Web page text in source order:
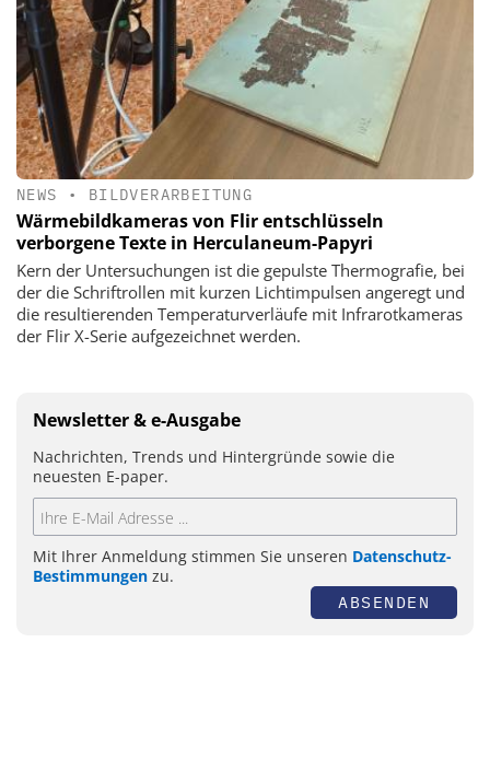
NEWS • BILDVERARBEITUNG
Wärmebildkameras von Flir entschlüsseln
verborgene Texte in Herculaneum-Papyri
Kern der Untersuchungen ist die gepulste Thermografie, bei
der die Schriftrollen mit kurzen Lichtimpulsen angeregt und
die resultierenden Temperaturverläufe mit Infrarotkameras
der Flir X-Serie aufgezeichnet werden.
Newsletter & e-Ausgabe
Nachrichten, Trends und Hintergründe sowie die
neuesten E-paper.
Mit Ihrer Anmeldung stimmen Sie unseren Datenschutz-
Bestimmungen zu.
ABSENDEN